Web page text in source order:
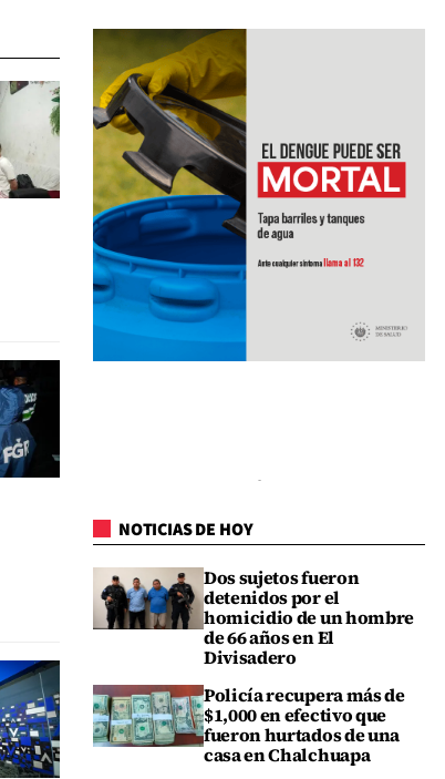
NOTICIAS DE HOY
Dos sujetos fueron
detenidos por el
homicidio de un hombre
de 66 años en El
Divisadero
Policía recupera más de
$1,000 en efectivo que
fueron hurtados de una
casa en Chalchuapa